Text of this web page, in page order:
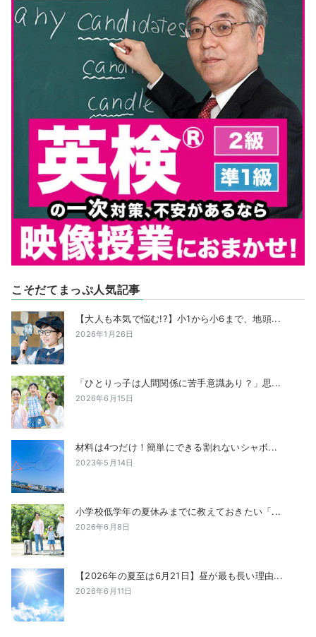
こそだてまっぷ人気記事
【大人も本気で悩む!?】小1から小6まで、地頭...
2026年1月26日
「ひとりっ子は人間関係に苦手意識あり？」思...
2026年6月15日
材料は4つだけ！簡単にできる割れないシャボ...
2023年5月14日
小学校低学年の夏休みまでに教えておきたい「...
2026年6月8日
【2026年の夏至は6月21日】昼が最も長い理由...
2026年6月11日